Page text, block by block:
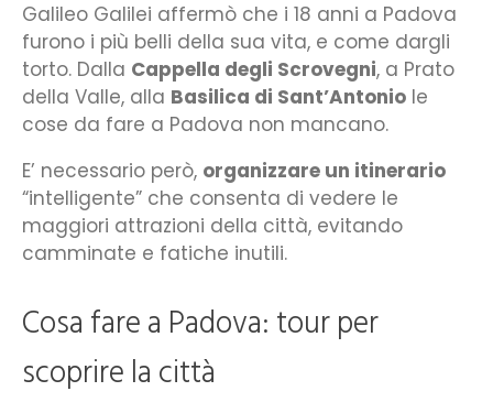
Galileo Galilei affermò che i 18 anni a Padova
furono i più belli della sua vita, e come dargli
torto. Dalla Cappella degli Scrovegni, a Prato
della Valle, alla Basilica di Sant’Antonio le
cose da fare a Padova non mancano.
E’ necessario però, organizzare un itinerario
“intelligente” che consenta di vedere le
maggiori attrazioni della città, evitando
camminate e fatiche inutili.
Cosa fare a Padova: tour per
scoprire la città